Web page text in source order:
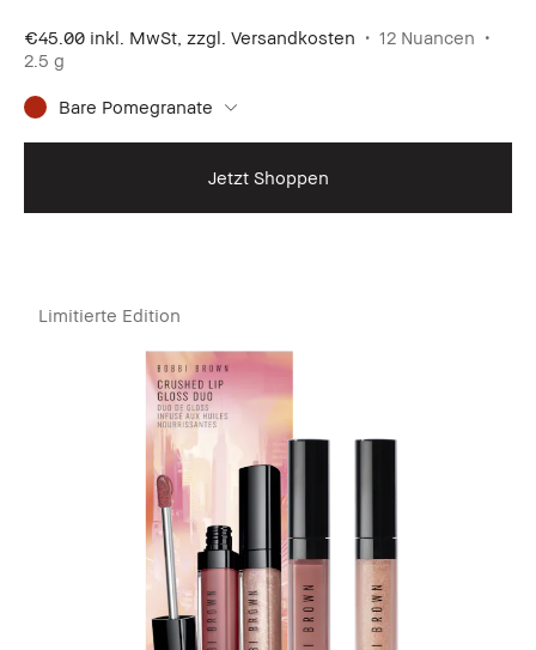
€45.00 inkl. MwSt, zzgl. Versandkosten
12 Nuancen
2.5 g
Bare Pomegranate
Jetzt Shoppen
Limitierte Edition